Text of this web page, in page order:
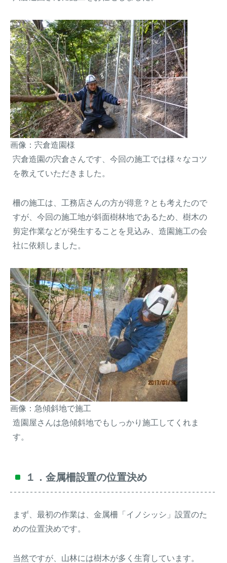
画像：宍倉造園様
宍倉造園の宍倉さんです、今回の施工では様々なコツ
を教えていただきました。
柵の施工は、工務店さんの方が得意？とも考えたので
すが、今回の施工地が斜面樹林地であるため、樹木の
剪定作業などが発生することを見込み、造園施工の会
社に依頼しました。
画像：急傾斜地で施工
造園屋さんは急傾斜地でもしっかり施工してくれま
す。
１．金属柵設置の位置決め
まず、最初の作業は、金属柵「イノシッシ」設置のた
めの位置決めです。
当然ですが、山林には樹木が多く生育しています。